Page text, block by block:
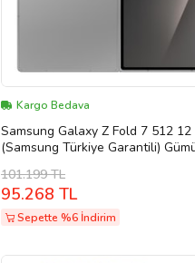
Kargo Bedava
Samsung Galaxy Z Fold 7 512 12
(Samsung Türkiye Garantili)
101.199 TL
95.268 TL
Sepette %6 İndirim